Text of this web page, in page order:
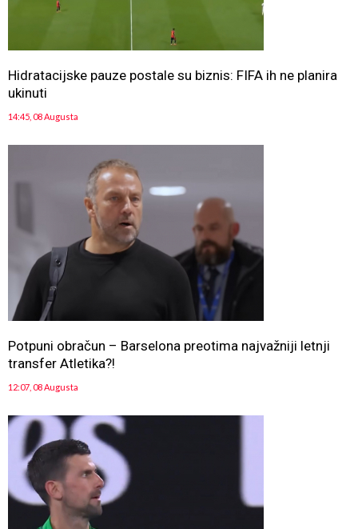
Hidratacijske pauze postale su biznis: FIFA ih ne planira
ukinuti
14:45, 08 Augusta
Potpuni obračun – Barselona preotima najvažniji letnji
transfer Atletika?!
12:07, 08 Augusta